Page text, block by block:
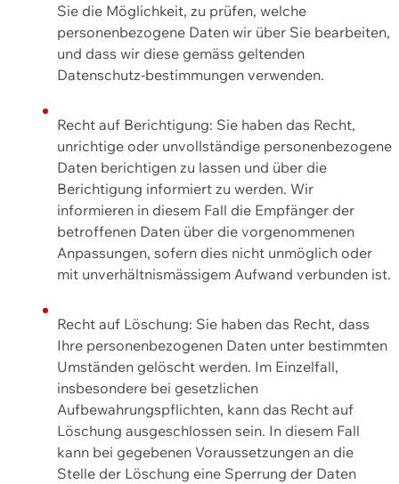
Sie die Möglichkeit, zu prüfen, welche
personenbezogene Daten wir über Sie bearbeiten,
und dass wir diese gemäss geltenden
Datenschutz-bestimmungen verwenden.
Recht auf Berichtigung: Sie haben das Recht,
unrichtige oder unvollständige personenbezogene
Daten berichtigen zu lassen und über die
Berichtigung informiert zu werden. Wir
informieren in diesem Fall die Empfänger der
betroffenen Daten über die vorgenommenen
Anpassungen, sofern dies nicht unmöglich oder
mit unverhältnismässigem Aufwand verbunden ist.
Recht auf Löschung: Sie haben das Recht, dass
Ihre personenbezogenen Daten unter bestimmten
Umständen gelöscht werden. Im Einzelfall,
insbesondere bei gesetzlichen
Aufbewahrungspflichten, kann das Recht auf
Löschung ausgeschlossen sein. In diesem Fall
kann bei gegebenen Voraussetzungen an die
Stelle der Löschung eine Sperrung der Daten